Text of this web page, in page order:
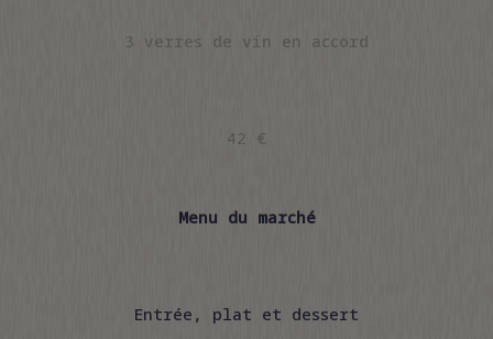
3 verres de vin en accord
42 €
Menu du marché
Entrée, plat et dessert